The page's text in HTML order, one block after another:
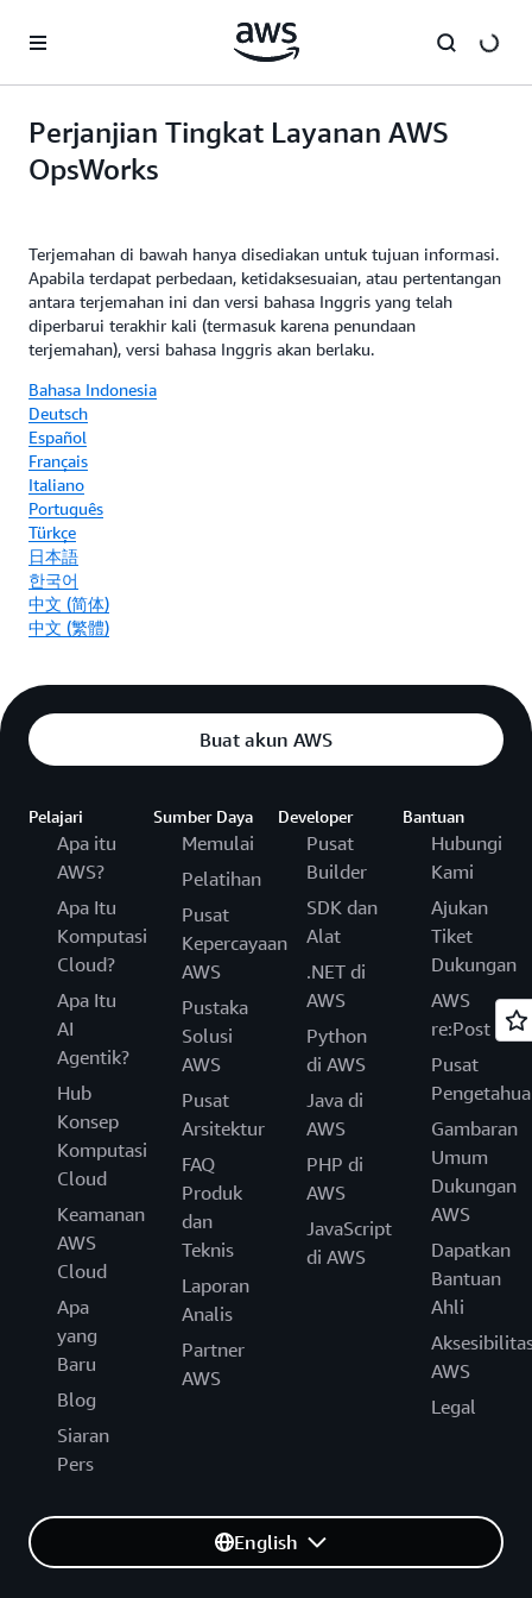
Perjanjian Tingkat Layanan AWS
OpsWorks
Terjemahan di bawah hanya disediakan untuk tujuan informasi.
Apabila terdapat perbedaan, ketidaksesuaian, atau pertentangan
antara terjemahan ini dan versi bahasa Inggris yang telah
diperbarui terakhir kali (termasuk karena penundaan
terjemahan), versi bahasa Inggris akan berlaku.
Bahasa Indonesia
Deutsch
Español
Français
Italiano
Português
Türkçe
日本語
한국어
中文 (简体)
中文 (繁體)
Buat akun AWS
Pelajari
Apa itu
AWS?
Apa Itu
Komputasi
Cloud?
Apa Itu
AI
Agentik?
Hub
Konsep
Komputasi
Cloud
Keamanan
AWS
Cloud
Apa
yang
Baru
Blog
Siaran
Pers
Sumber Daya
Memulai
Pelatihan
Pusat
Kepercayaan
AWS
Pustaka
Solusi
AWS
Pusat
Arsitektur
FAQ
Produk
dan
Teknis
Laporan
Analis
Partner
AWS
Developer
Pusat
Builder
SDK dan
Alat
.NET di
AWS
Python
di AWS
Java di
AWS
PHP di
AWS
JavaScript
di AWS
Bantuan
Hubungi
Kami
Ajukan
Tiket
Dukungan
AWS
re:Post
Pusat
Gambaran
Umum
Dukungan
AWS
Dapatkan
Bantuan
Ahli
AWS
Legal
English